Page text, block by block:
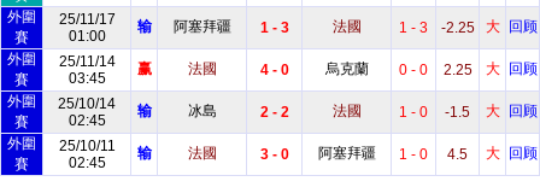
外圍
賽
25/11/17
01:00
输 阿塞拜疆 1 - 3 法國 1 - 3 -2.25 大
回顾
外圍
賽
25/11/14
03:45
赢 法國 4 - 0 烏克蘭 0 - 0 2.25 大
回顾
外圍
賽
25/10/14
02:45
输 冰島 2 - 2 法國 1 - 0 -1.5 大
回顾
外圍
賽
25/10/11
02:45
输 法國 3 - 0 阿塞拜疆 1 - 0 4.5 大 回顾